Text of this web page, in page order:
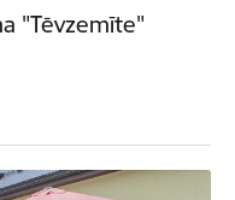
"Tēvzemīte"